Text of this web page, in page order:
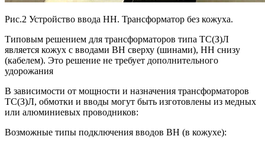
Рис.2 Устройство ввода НН. Трансформатор без кожуха.
Типовым решением для трансформаторов типа ТС(З)Л
является кожух с вводами ВН сверху (шинами), НН снизу
(кабелем). Это решение не требует дополнительного
удорожания
В зависимости от мощности и назначения трансформаторов
ТС(З)Л, обмотки и вводы могут быть изготовлены из медных
или алюминиевых проводников:
Возможные типы подключения вводов ВН (в кожухе):